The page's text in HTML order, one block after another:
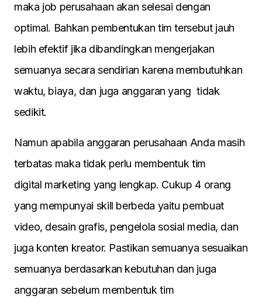
maka job perusahaan akan selesai dengan
optimal. Bahkan pembentukan tim tersebut jauh
lebih efektif jika dibandingkan mengerjakan
semuanya secara sendirian karena membutuhkan
waktu, biaya, dan juga anggaran yang tidak
sedikit.
Namun apabila anggaran perusahaan Anda masih
terbatas maka tidak perlu membentuk tim
digital marketing yang lengkap. Cukup 4 orang
yang mempunyai skill berbeda yaitu pembuat
video, desain grafis, pengelola sosial media, dan
juga konten kreator. Pastikan semuanya sesuaikan
semuanya berdasarkan kebutuhan dan juga
anggaran sebelum membentuk tim